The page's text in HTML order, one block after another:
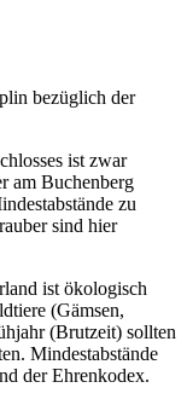
bezüglich der
ist zwar
am Buchenberg
zu
sind hier
ist ökologisch
(Gämsen,
(Brutzeit) sollten
Mindestabstände
der Ehrenkodex.